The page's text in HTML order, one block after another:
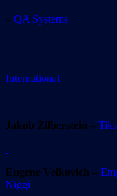
– QA Systems
International
Jakob Zilberstein –
Eugene Velkovich –
Niggi